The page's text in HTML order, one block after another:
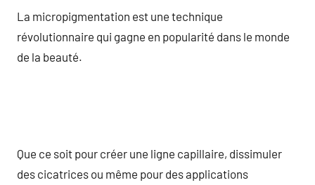
La micropigmentation est une technique
révolutionnaire qui gagne en popularité dans le monde
de la beauté.
Que ce soit pour créer une ligne capillaire, dissimuler
des cicatrices ou même pour des applications